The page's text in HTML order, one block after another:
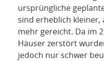
ursprüngliche
sind erheblich
mehr gereicht. Da im
Häuser zerstört
jedoch nur schwer